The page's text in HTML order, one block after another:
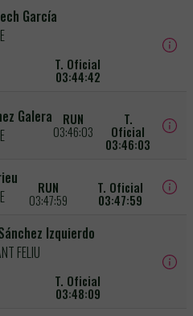
García
T. Oficial
03:44:42
Galera
RUN
03:46:03
T.
Oficial
03:46:03
RUN
03:47:59
T. Oficial
03:47:59
Izquierdo
FELIU
T. Oficial
03:48:09